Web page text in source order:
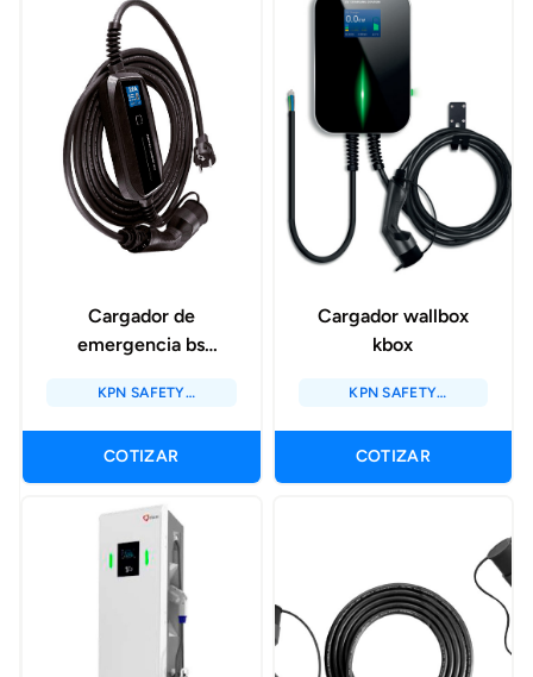
Cargador de
emergencia bs
KPN SAFETY
ENERGY SOLUTIONS
COTIZAR
Cargador wallbox
kbox
KPN SAFETY
ENERGY SOLUTIONS
COTIZAR